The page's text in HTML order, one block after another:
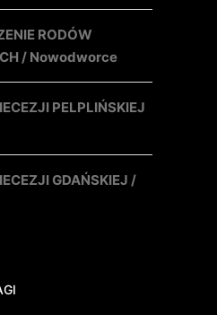
RODÓW
/ Nowodworce
PELPLIŃSKIEJ
GDAŃSKIEJ /